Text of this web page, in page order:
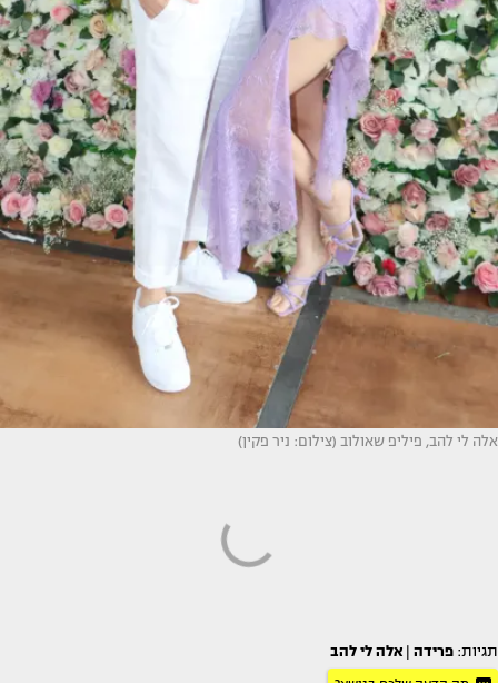
אלה לי להב, פיליפ שאולוב (צילום: ניר פקין)
תגיות: פרידה אלה לי להב